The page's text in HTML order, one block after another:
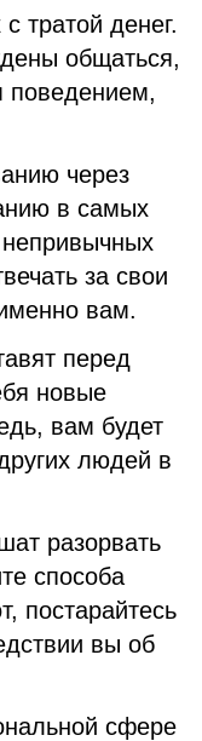
тратой денег.
общаться,
поведением,
через
в самых
за свои
вам.
перед
новые
вам будет
людей в
разорвать
способа
постарайтесь
вы об
сфере